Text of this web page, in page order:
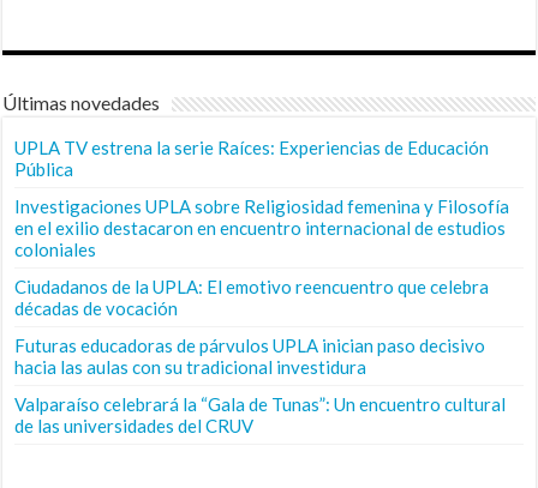
Últimas novedades
UPLA TV estrena la serie Raíces: Experiencias de Educación
Pública
Investigaciones UPLA sobre Religiosidad femenina y Filosofía
en el exilio destacaron en encuentro internacional de estudios
coloniales
Ciudadanos de la UPLA: El emotivo reencuentro que celebra
décadas de vocación
Futuras educadoras de párvulos UPLA inician paso decisivo
hacia las aulas con su tradicional investidura
Valparaíso celebrará la “Gala de Tunas”: Un encuentro cultural
de las universidades del CRUV